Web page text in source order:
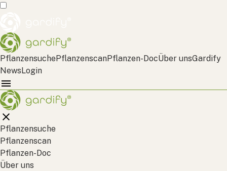
PflanzensuchePflanzenscanPflanzen-DocÜber unsGardify
NewsLogin
Pflanzensuche
Pflanzenscan
Pflanzen-Doc
Über uns